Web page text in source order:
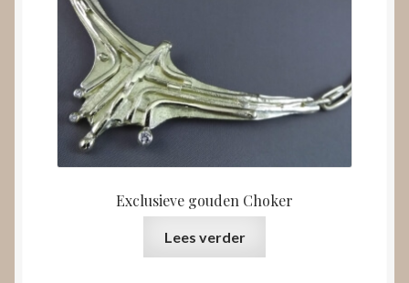
Exclusieve gouden Choker
Lees verder